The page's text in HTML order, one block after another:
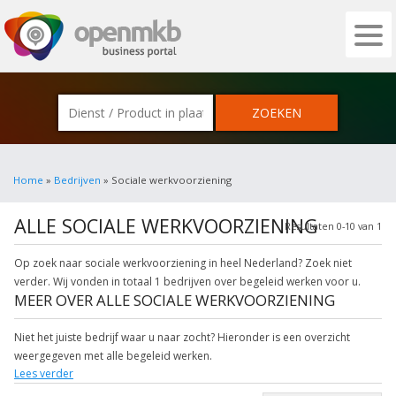
OPENMKB - DE ZAKELIJKE PORTAL
Home » Bedrijven » Sociale werkvoorziening
Resultaten 0-10 van 1
ALLE SOCIALE WERKVOORZIENING
Op zoek naar sociale werkvoorziening in heel Nederland? Zoek niet
verder. Wij vonden in totaal 1 bedrijven over begeleid werken voor u.
MEER OVER ALLE SOCIALE WERKVOORZIENING
Niet het juiste bedrijf waar u naar zocht? Hieronder is een overzicht
weergegeven met alle begeleid werken.
Klik een item uit de categorie reintegratie in de plaats aan voor onder
Lees verder